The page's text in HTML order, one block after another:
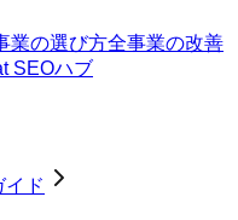
業の選び方全事業の改善
SEOハブ
イド